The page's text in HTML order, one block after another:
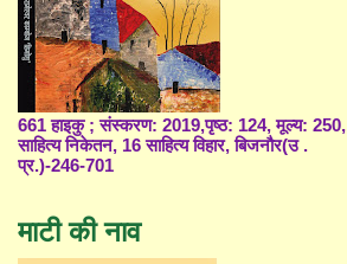
661 हाइकु ; संस्करण: 2019,पृष्ठ: 124, मूल्य: 250,
साहित्य निकेतन, 16 साहित्य विहार, बिजनौर(उ .
प्र.)-246-701
माटी की नाव